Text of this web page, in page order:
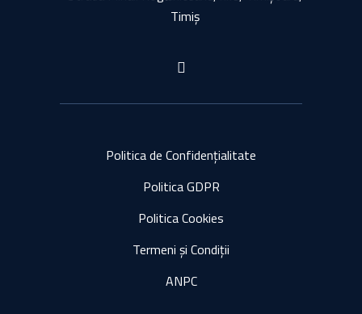
Timiș
Politica de Confidențialitate
Politica GDPR
Politica Cookies
Termeni și Condiții
ANPC